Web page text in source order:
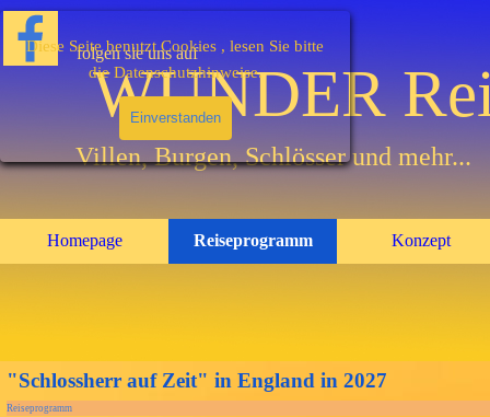
Diese Seite benutzt Cookies , lesen Sie bitte
die Datenschutzhinweise.
Einverstanden
Direkt zum Seiteninhalt
folgen sie uns auf
WUNDER
Villen, Burgen, Schlösser und mehr...
Homepage Reiseprogramm ▼
Konzept
text
"Schlossherr auf Zeit" in England in 2027
Reiseprogramm